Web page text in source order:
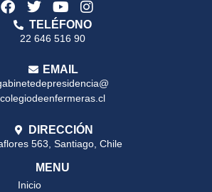
TELÉFONO
22 646 516 90
EMAIL
colegiodeenfermeras.cl
DIRECCIÓN
563, Santiago, Chile
MENU
Inicio